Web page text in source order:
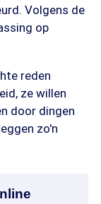
Volgens de
op
reden
ze willen
door dingen
zo'n